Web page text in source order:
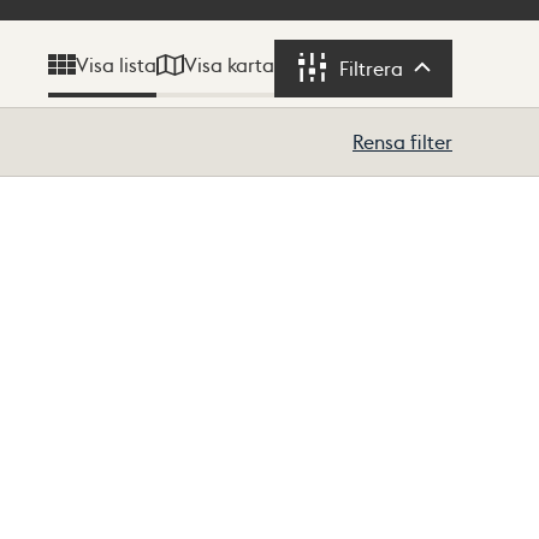
Visa lista Visa karta Filtrera Filtrera
Rensa filter